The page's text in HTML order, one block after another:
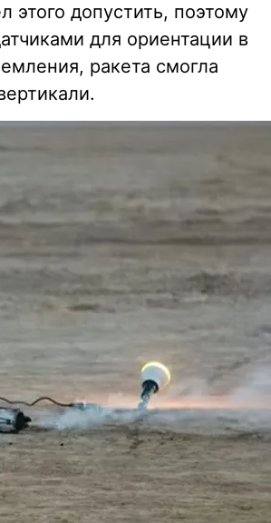
допустить, поэтому
для ориентации в
ракета смогла